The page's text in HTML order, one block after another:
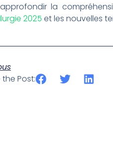
la
2025 et les nouvelles
the Post: